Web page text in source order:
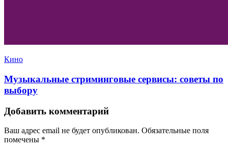
Кино
Музыкальные стриминговые сервисы: советы по
выбору
Добавить комментарий
Ваш адрес email не будет опубликован. Обязательные поля
помечены *